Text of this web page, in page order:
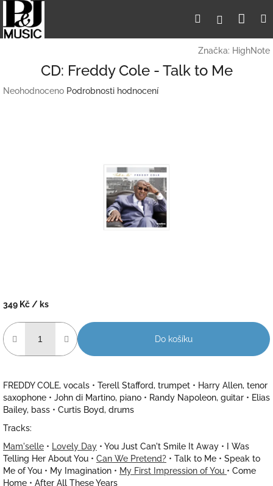
obsah
HledatPřihlášení
Značka: HighNote
CD: Freddy Cole - Talk to Me
Průměrné
Neohodnoceno Podrobnosti hodnocení
349 Kč / ks
cena:
Do košíku
FREDDY COLE, vocals • Terell Stafford, trumpet • Harry Allen, tenor
saxophone • John di Martino, piano • Randy Napoleon, guitar • Elias
Bailey, bass • Curtis Boyd, drums
Tracks:
Mam'selle • Lovely Day • You Just Can't Smile It Away • I Was
Telling Her About You • Can We Pretend? • Talk to Me • Speak to
Me of You • My Imagination • My First Impression of You • Come
Home • After All These Years